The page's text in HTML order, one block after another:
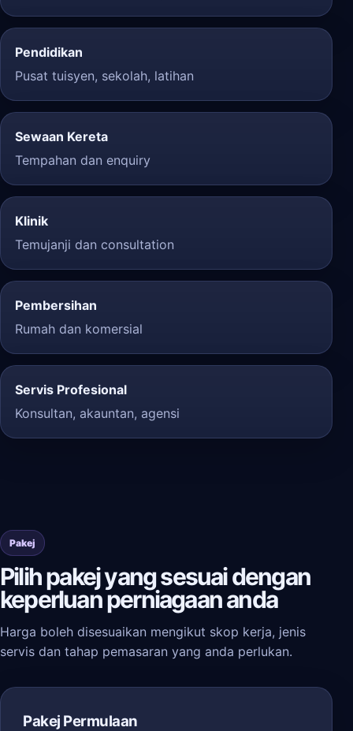
Pendidikan
Pusat tuisyen, sekolah, latihan
Sewaan Kereta
Tempahan dan enquiry
Klinik
Temujanji dan consultation
Pembersihan
Rumah dan komersial
Servis Profesional
Konsultan, akauntan, agensi
Pakej
Pilih pakej yang sesuai dengan
keperluan perniagaan anda
Harga boleh disesuaikan mengikut skop kerja, jenis
servis dan tahap pemasaran yang anda perlukan.
Pakej Permulaan